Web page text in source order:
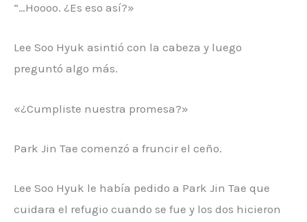
“…Hoooo. ¿Es eso así?»
Lee Soo Hyuk asintió con la cabeza y luego
preguntó algo más.
«¿Cumpliste nuestra promesa?»
Park Jin Tae comenzó a fruncir el ceño.
Lee Soo Hyuk le había pedido a Park Jin Tae que
cuidara el refugio cuando se fue y los dos hicieron